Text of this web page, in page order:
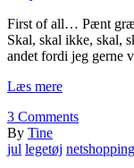
First of all… Pænt
Skal, skal ikke, skal,
andet fordi jeg gerne
Læs mere
3 Comments
By Tine
jul legetøj netshopping